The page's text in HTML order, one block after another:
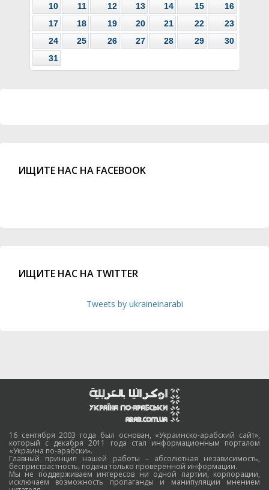
10
11 12 13 14 15
16
17
18 19 20 21 22
23
24
25 26 27 28 29
30
31
ИЩИТЕ НАС НА FACEBOOK
ИЩИТЕ НАС НА TWITTER
Tweets by ukraineinarabi
16 сентября 2003 года был основан, «Украинско-арабский сайт»,
который с декабря 2011 года стал информационным порталом
«Украина по-арабски».
Главный принцип нашей работы – абсолютная независимость,
беспристрастность, подача только проверенной информации.
Мы не поддерживаем интересов ни одной партии, корпорации,
исключаем возможность пропаганды и манипуляции мнением